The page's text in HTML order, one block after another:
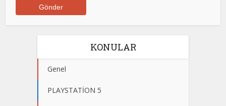
KONULAR
Genel
PLAYSTATİON 5